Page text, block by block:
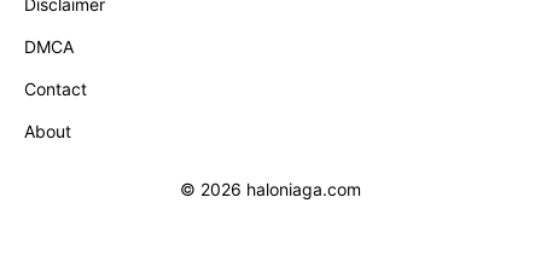
Disclaimer
DMCA
Contact
About
© 2026 haloniaga.com